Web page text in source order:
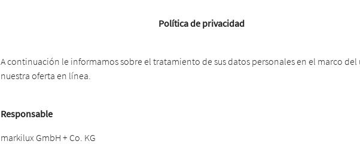
Política de privacidad
A continuación le informamos sobre el tratamiento de sus datos personales en el marco del
nuestra oferta en línea.
Responsable
markilux GmbH + Co. KG